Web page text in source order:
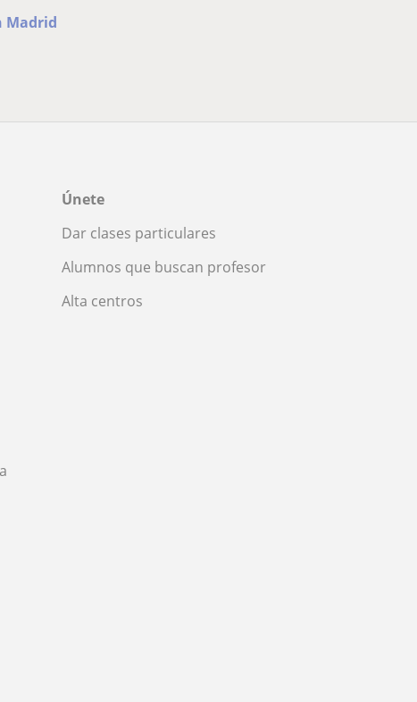
Madrid
Únete
Dar clases particulares
Alumnos que buscan profesor
Alta centros